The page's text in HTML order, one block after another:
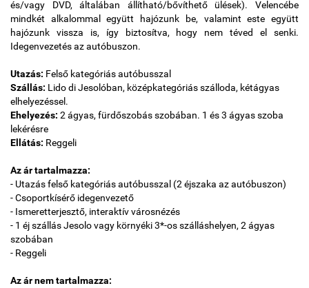
és/vagy DVD, általában állítható/bővíthető ülések). Velencébe
mindkét alkalommal együtt hajózunk be, valamint este együtt
hajózunk vissza is, így biztosítva, hogy nem téved el senki.
Idegenvezetés az autóbuszon.
Utazás: Felső kategóriás autóbusszal
Szállás: Lido di Jesolóban, középkategóriás szálloda, kétágyas
elhelyezéssel.
Ehelyezés: 2 ágyas, fürdőszobás szobában. 1 és 3 ágyas szoba
lekérésre
Ellátás: Reggeli
Az ár tartalmazza:
- Utazás felső kategóriás autóbusszal (2 éjszaka az autóbuszon)
- Csoportkísérő idegenvezető
- Ismeretterjesztő, interaktív városnézés
- 1 éj szállás Jesolo vagy környéki 3*-os szálláshelyen, 2 ágyas
szobában
- Reggeli
Az ár nem tartalmazza: